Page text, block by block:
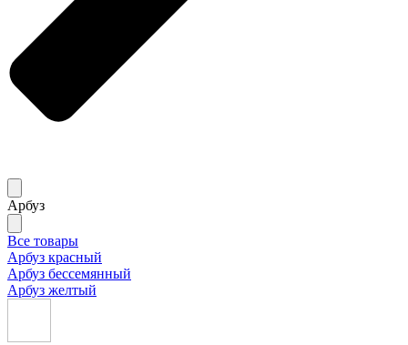
Арбуз
Все товары
Арбуз красный
Арбуз бессемянный
Арбуз желтый